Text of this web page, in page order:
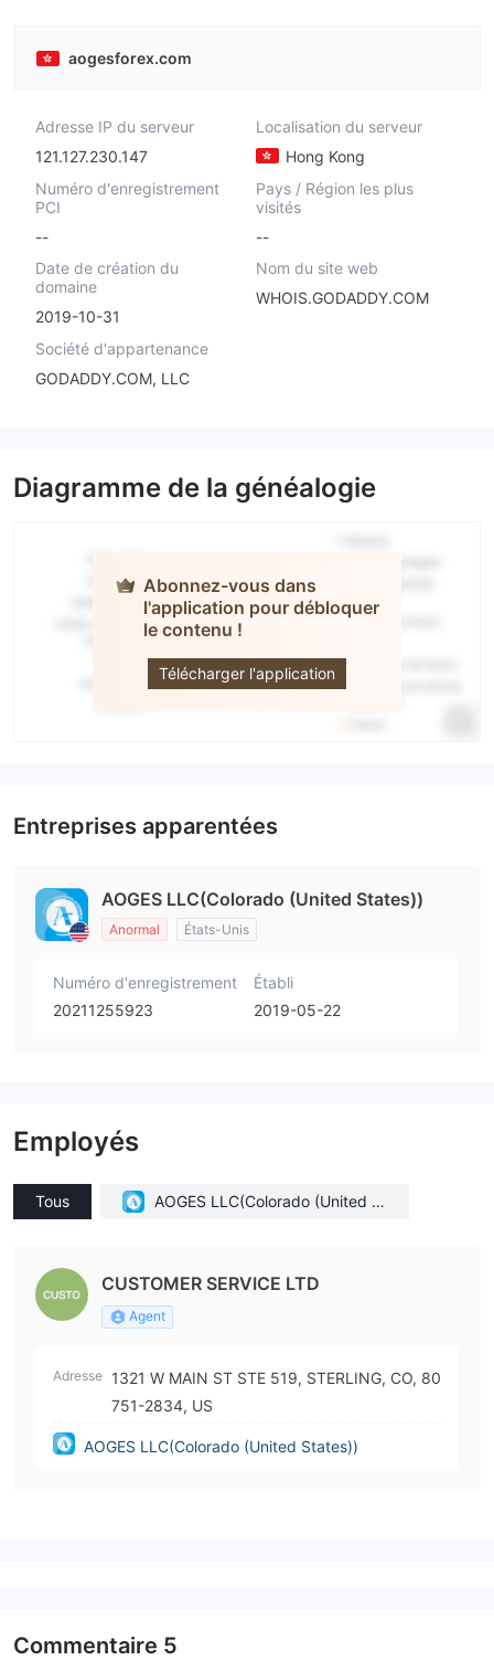
aogesforex.com
Adresse IP du serveur
121.127.230.147
Localisation du serveur
Hong Kong
Numéro d'enregistrement
PCI
--
Pays / Région les plus
visités
--
Date de création du
domaine
2019-10-31
Nom du site web
WHOIS.GODADDY.COM
Société d'appartenance
GODADDY.COM, LLC
Diagramme de la généalogie
Abonnez-vous dans
l'application pour débloquer
le contenu !
Télécharger l'application
AOGES
Entreprises apparentées
AOGES LLC(Colorado (United States))
Anormal États-Unis
Numéro d'enregistrement
20211255923
Établi
2019-05-22
Employés
Tous
AOGES LLC(Colorado (United St
CUSTOMER SERVICE LTD
Agent
Adresse 1321 W MAIN ST STE 519, STERLING, CO, 80
751-2834, US
AOGES LLC(Colorado (United States))
Commentaire 5